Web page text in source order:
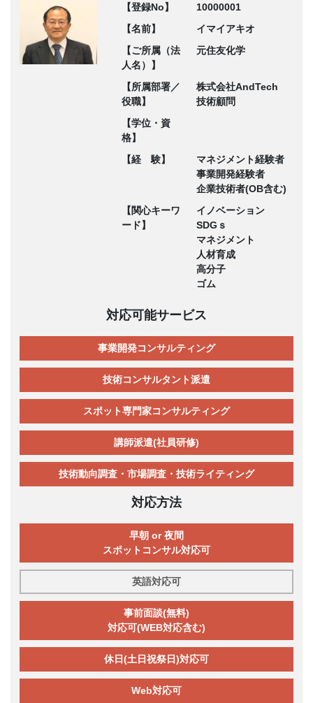
【登録No】
10000001
【名前】
イマイアキオ
【ご所属（法
人名）】
元住友化学
【所属部署／
役職】
株式会社AndTech
技術顧問
【学位・資
格】
【経 験】
マネジメント経験者
事業開発経験者
企業技術者(OB含む)
【関心キーワ
ード】
イノベーション
SDGｓ
マネジメント
人材育成
高分子
ゴム
対応可能サービス
事業開発コンサルティング
技術コンサルタント派遣
スポット専門家コンサルティング
講師派遣(社員研修)
技術動向調査・市場調査・技術ライティング
対応方法
早朝 or 夜間
スポットコンサル対応可
英語対応可
事前面談(無料)
対応可(WEB対応含む)
休日(土日祝祭日)対応可
Web対応可